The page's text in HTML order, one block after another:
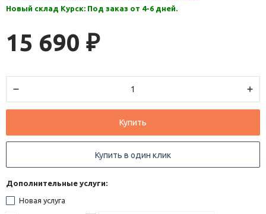
Новый склад Курск: Под заказ от 4-6 дней.
15 690 ₽
Купить
Купить в один клик
Дополнительные услуги:
Новая услуга